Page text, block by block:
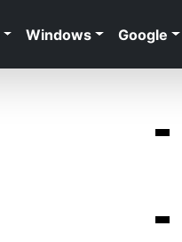
Windows Google